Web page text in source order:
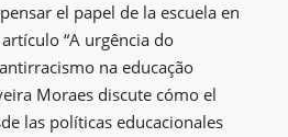
el papel de la escuela en
“A urgência do
na educação
Moraes discute cómo el
las políticas educacionales